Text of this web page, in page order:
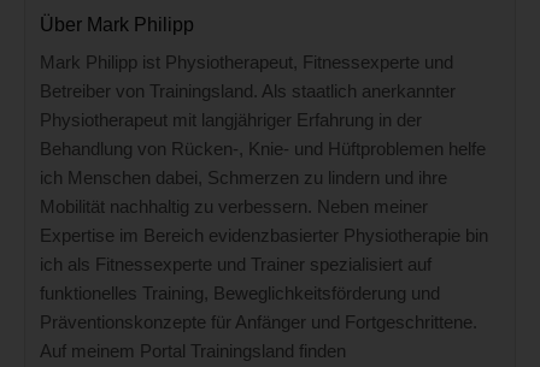
Über Mark Philipp
Mark Philipp ist Physiotherapeut, Fitnessexperte und
Betreiber von Trainingsland. Als staatlich anerkannter
Physiotherapeut mit langjähriger Erfahrung in der
Behandlung von Rücken-, Knie- und Hüftproblemen helfe
ich Menschen dabei, Schmerzen zu lindern und ihre
Mobilität nachhaltig zu verbessern. Neben meiner
Expertise im Bereich evidenzbasierter Physiotherapie bin
ich als Fitnessexperte und Trainer spezialisiert auf
funktionelles Training, Beweglichkeitsförderung und
Präventionskonzepte für Anfänger und Fortgeschrittene.
Auf meinem Portal Trainingsland finden